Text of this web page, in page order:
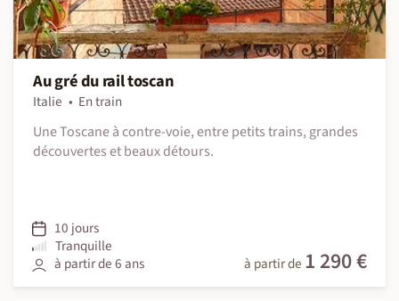
Au gré du rail toscan
Italie
En train
Une Toscane à contre-voie, entre petits trains, grandes
découvertes et beaux détours.
10 jours
Tranquille
à partir de 6 ans
à partir de 1 290 €